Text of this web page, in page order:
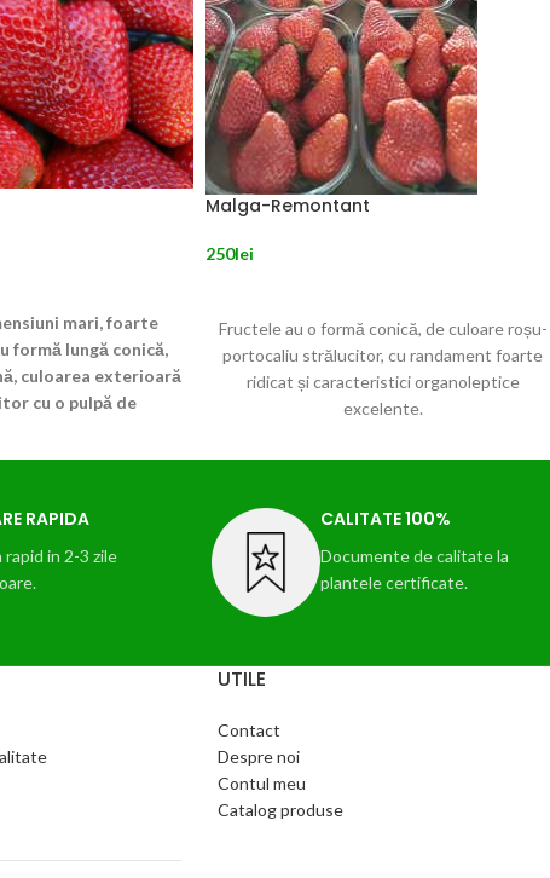
mari, foarte
formă lungă conică,
culoarea exterioară
cu o pulpă de
cu o bună
Malga-Remontant
250lei
Fructele au o formă conică, de culoare roșu-
portocaliu strălucitor, cu randament foarte
ridicat și caracteristici organoleptice
excelente.
are nevoie de sustinere prin fertilizari faziale cu
azotat de calciu , fosfor si potasiu .
!!!Pachet de 100 buc. Livrarea din
primavara 2023!!!
RAPIDA
rapid in 2-3 zile
CALITATE 100%
Documente de calitate la
plantele certificate.
UTILE
Contact
Despre noi
Contul meu
Catalog produse